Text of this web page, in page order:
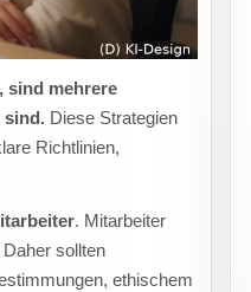
sind mehrere
sind. Diese Strategien
Richtlinien,
. Mitarbeiter
sollten
ethischem